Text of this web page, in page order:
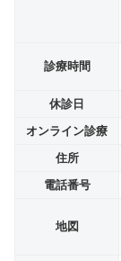
診療時間
休診日
オンライン診療
住所
電話番号
地図